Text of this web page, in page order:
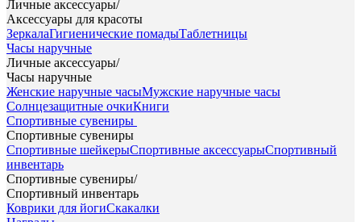
Личные аксессуары/
Аксессуары для красоты
ЗеркалаГигиенические помадыТаблетницы
Часы наручные
Личные аксессуары/
Часы наручные
Женские наручные часыМужские наручные часы
Солнцезащитные очкиКниги
Спортивные сувениры
Спортивные сувениры
Спортивные шейкерыСпортивные аксессуарыСпортивный
инвентарь
Спортивные сувениры/
Спортивный инвентарь
Коврики для йогиСкакалки